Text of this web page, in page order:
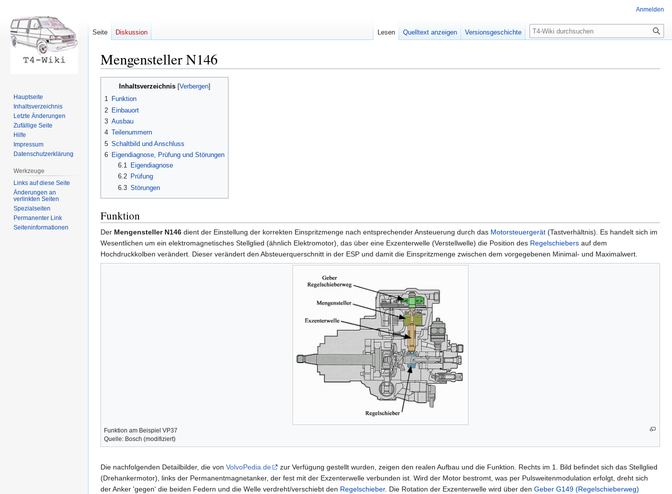
Mengensteller N146
Inhaltsverzeichnis
1 Funktion
2 Einbauort
3 Ausbau
4 Teilenummern
5 Schaltbild und Anschluss
6 Eigendiagnose, Prüfung und Störungen
6.1
Eigendiagnose
6.2
Prüfung
6.3 Störungen
Funktion
Der Mengensteller N146 dient der Einstellung der korrekten Einspritzmenge nach entsprechender Ansteuerung durch das Motorsteuergerät (Tastverhältnis). Es handelt sich im
Wesentlichen um ein elektromagnetisches Stellglied (ähnlich Elektromotor), das über eine Exzenterwelle (Verstellwelle) die Position des Regelschiebers auf dem
Hochdruckkolben verändert. Dieser verändert den Absteuerquerschnitt in der ESP und damit die Einspritzmenge zwischen dem vorgegebenen Minimal- und Maximalwert.
Funktion am Beispiel VP37
Quelle: Bosch (modifiziert)
Die nachfolgenden Detailbilder, die von VolvoPedia.de
zur Verfügung gestellt wurden, zeigen den realen Aufbau und die Funktion. Rechts im 1. Bild befindet sich das Stellglied
(Drehankermotor), links der Permanentmagnetanker, der fest mit der Exzenterwelle verbunden ist. Wird der Motor bestromt, was per Pulsweitenmodulation erfolgt, dreht sich
der Anker 'gegen' die beiden Federn und die Welle verdreht/verschiebt den Regelschieber. Die Rotation der Exzenterwelle wird über den Geber G149 (Regelschieberweg)
Anmelden
Seite Diskussion Lesen Quelltext anzeigen Versionsgeschichte Suche
Hauptseite
Inhaltsverzeichnis
Letzte Änderungen
Zufällige Seite
Hilfe
Impressum
Datenschutzerklärung
Werkzeuge
Links auf diese Seite
Änderungen an
verlinkten Seiten
Spezialseiten
Permanenter Link
Seiten­informationen